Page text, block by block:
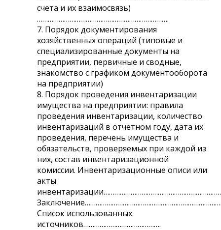
счета и их взаимосвязь)
……………………………………………………………….
7. Порядок документирования
хозяйственных операций (типовые и
специализированные документы на
предприятии, первичные и сводные,
знакомство с графиком документооборота
на предприятии)
8. Порядок проведения инвентаризации
имущества на предприятии: правила
проведения инвентаризации, количество
инвентаризаций в отчетном году, дата их
проведения, перечень имущества и
обязательств, проверяемых при каждой из
них, состав инвентаризационной
комиссии. Инвентаризационные описи или
акты
Список использованных
источников…………………………………….